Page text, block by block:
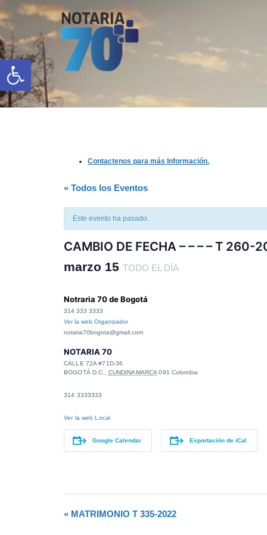
Open toolbar
al
contenido
Contactenos para más Información.
« Todos los Eventos
Este evento ha pasado.
CAMBIO DE FECHA – – – – T 260-
marzo 15 TODO EL DÍA
Notraria 70 de Bogotá
314 333 3333
Ver la web Organizador
notaria70bogota@gmail.com
NOTARIA 70
CALLE 72A #71D-36
BOGOTÁ D.C.
CUNDINAMARCA 091 Colombia
314 3333333
Ver la web Local
Google Calendar Exportación de iCal
N
« MATRIMONIO T 335-2022